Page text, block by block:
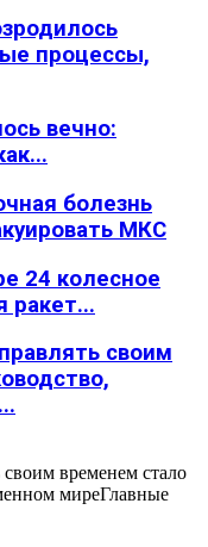
процессы,
вечно:
болезнь
МКС
24 колесное
ракет...
своим
временем стало
миреГлавные